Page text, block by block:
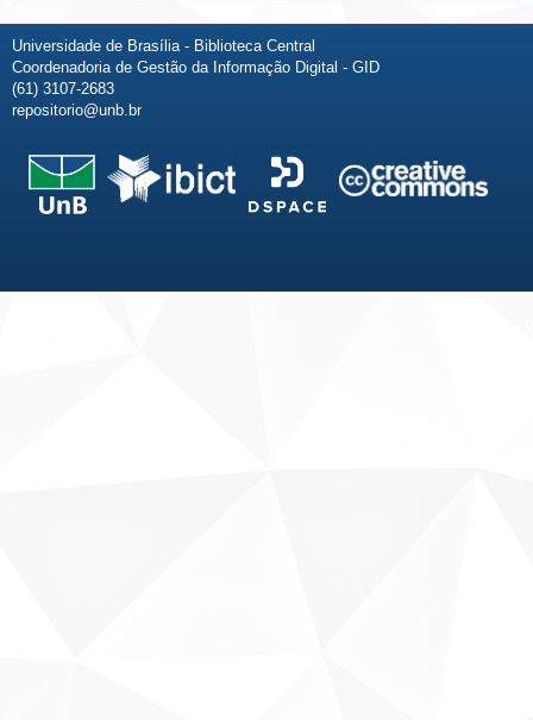
Universidade de Brasília - Biblioteca Central
Coordenadoria de Gestão da Informação Digital - GID
(61) 3107-2683
repositorio@unb.br